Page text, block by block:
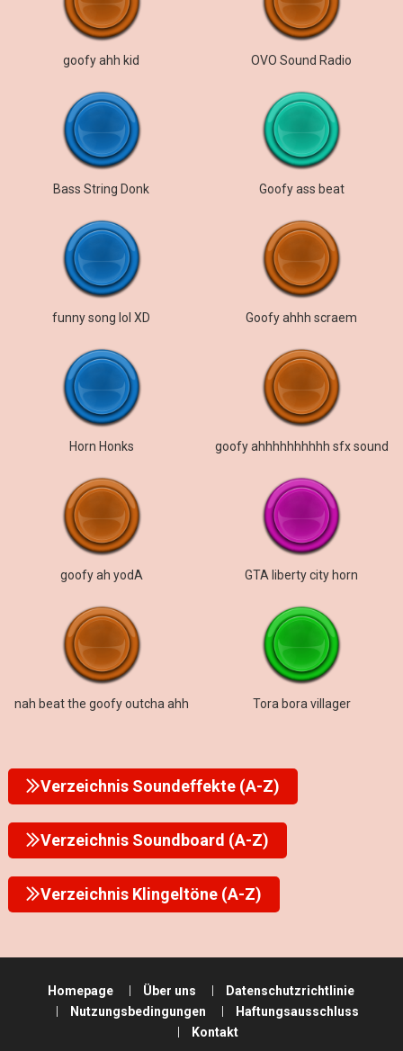
goofy ahh kid OVO Sound Radio
Bass String Donk Goofy ass beat
funny song lol XD Goofy ahhh scraem
Horn Honks goofy ahhhhhhhhhh sfx sound
goofy ah yodA GTA liberty city horn
nah beat the goofy outcha ahh Tora bora villager
Verzeichnis Soundeffekte (A-Z)
Verzeichnis Soundboard (A-Z)
Verzeichnis Klingeltöne (A-Z)
Homepage Über uns
Datenschutzrichtlinie
Nutzungsbedingungen
Haftungsausschluss
Kontakt